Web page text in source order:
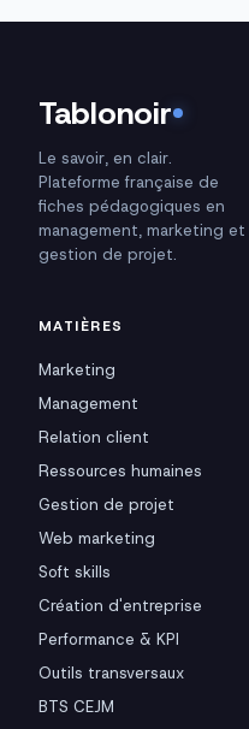
Tablonoir
Le savoir, en clair.
Plateforme française de
fiches pédagogiques en
management, marketing et
gestion de projet.
MATIÈRES
Marketing
Management
Relation client
Ressources humaines
Gestion de projet
Web marketing
Soft skills
Création d'entreprise
Performance & KPI
Outils transversaux
BTS CEJM